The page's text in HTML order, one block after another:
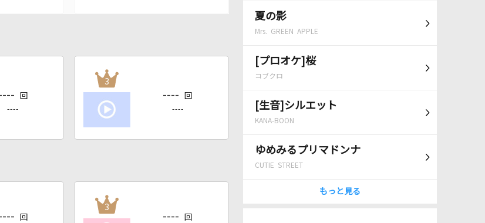
夏の影
Mrs. GREEN APPLE
[プロオケ]桜
コブクロ
[生音]シルエット
KANA-BOON
ゆめみるプリマドンナ
CUTIE STREET
もっと見る
回
----
3
---- 回
----
回
3
---- 回